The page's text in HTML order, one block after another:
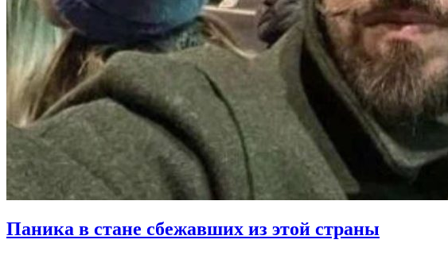
Паника в стане сбежавших из этой страны